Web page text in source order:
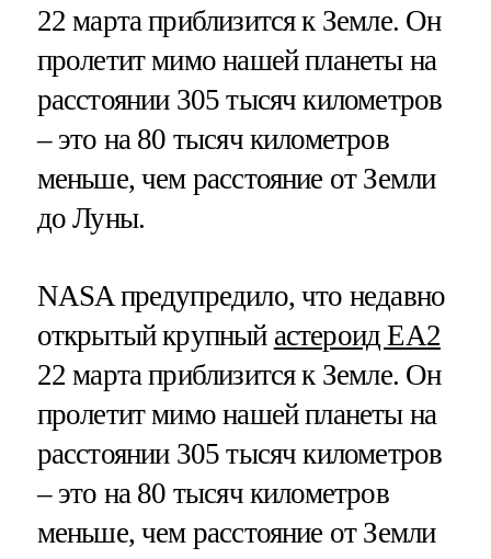
22 марта приблизится к Земле. Он
пролетит мимо нашей планеты на
расстоянии 305 тысяч километров
– это на 80 тысяч километров
меньше, чем расстояние от Земли
до Луны.
NASA предупредило, что недавно
открытый крупный астероид EA2
22 марта приблизится к Земле. Он
пролетит мимо нашей планеты на
расстоянии 305 тысяч километров
– это на 80 тысяч километров
меньше, чем расстояние от Земли